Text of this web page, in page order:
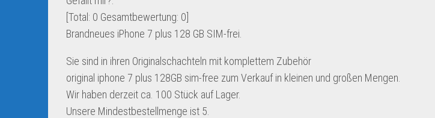
[Total: 0 Gesamtbewertung: 0
Brandneues iPhone 7 plus 128 GB SIM-frei.
Sie sind in ihren Originalschachteln mit komplettem Zubehör
original iphone 7 plus 128GB sim-free zum Verkauf in kleinen und großen Mengen.
Wir haben derzeit ca. 100 Stück auf Lager.
Unsere Mindestbestellmenge ist 5.